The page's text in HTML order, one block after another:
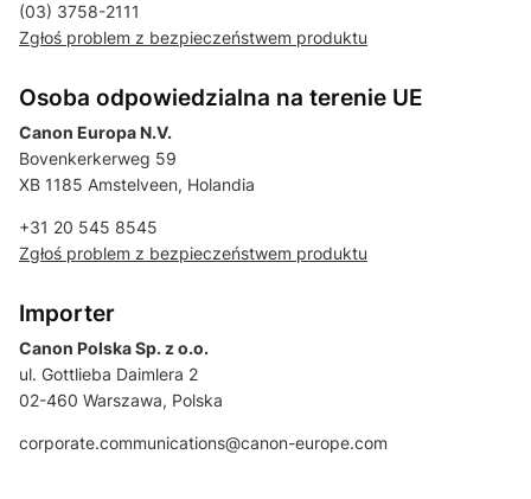
(03) 3758-2111
Zgłoś problem z bezpieczeństwem produktu
Osoba odpowiedzialna na terenie UE
Canon Europa N.V.
Bovenkerkerweg 59
XB 1185 Amstelveen, Holandia
+31 20 545 8545
Zgłoś problem z bezpieczeństwem produktu
Importer
Canon Polska Sp. z o.o.
ul. Gottlieba Daimlera 2
02-460 Warszawa, Polska
corporate.communications@canon-europe.com